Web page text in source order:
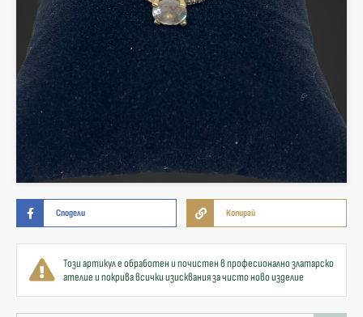
Сподели Копирай
Този артикул е обработен и почистен в професионално златарско
ателие и покрива всички изисквания за чисто ново изделие